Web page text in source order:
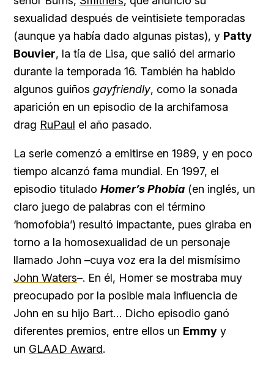
sexualidad después de veintisiete temporadas
(aunque ya había dado algunas pistas), y Patty
Bouvier, la tía de Lisa, que salió del armario
durante la temporada 16. También ha habido
algunos guiños gayfriendly, como la sonada
aparición en un episodio de la archifamosa
drag RuPaul el año pasado.
La serie comenzó a emitirse en 1989, y en poco
tiempo alcanzó fama mundial. En 1997, el
episodio titulado Homer’s Phobia (en inglés, un
claro juego de palabras con el término
‘homofobia’) resultó impactante, pues giraba en
torno a la homosexualidad de un personaje
llamado John –cuya voz era la del mismísimo
John Waters–. En él, Homer se mostraba muy
preocupado por la posible mala influencia de
John en su hijo Bart… Dicho episodio ganó
diferentes premios, entre ellos un Emmy y
un GLAAD Award.